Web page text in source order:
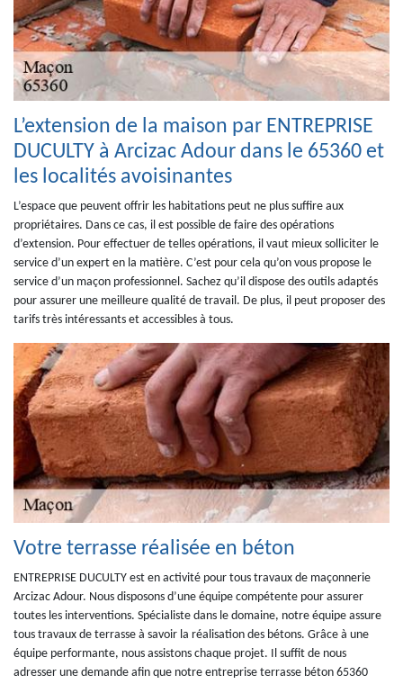
L’extension de la maison par ENTREPRISE
DUCULTY à Arcizac Adour dans le 65360 et
les localités avoisinantes
L’espace que peuvent offrir les habitations peut ne plus suffire aux
propriétaires. Dans ce cas, il est possible de faire des opérations
d’extension. Pour effectuer de telles opérations, il vaut mieux solliciter le
service d’un expert en la matière. C’est pour cela qu’on vous propose le
service d’un maçon professionnel. Sachez qu’il dispose des outils adaptés
pour assurer une meilleure qualité de travail. De plus, il peut proposer des
tarifs très intéressants et accessibles à tous.
Votre terrasse réalisée en béton
ENTREPRISE DUCULTY est en activité pour tous travaux de maçonnerie
Arcizac Adour. Nous disposons d’une équipe compétente pour assurer
toutes les interventions. Spécialiste dans le domaine, notre équipe assure
tous travaux de terrasse à savoir la réalisation des bétons. Grâce à une
équipe performante, nous assistons chaque projet. Il suffit de nous
adresser une demande afin que notre entreprise terrasse béton 65360